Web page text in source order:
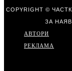
COPYRIGHT ©
ЗА
АВТОРИ
РЕКЛАМА